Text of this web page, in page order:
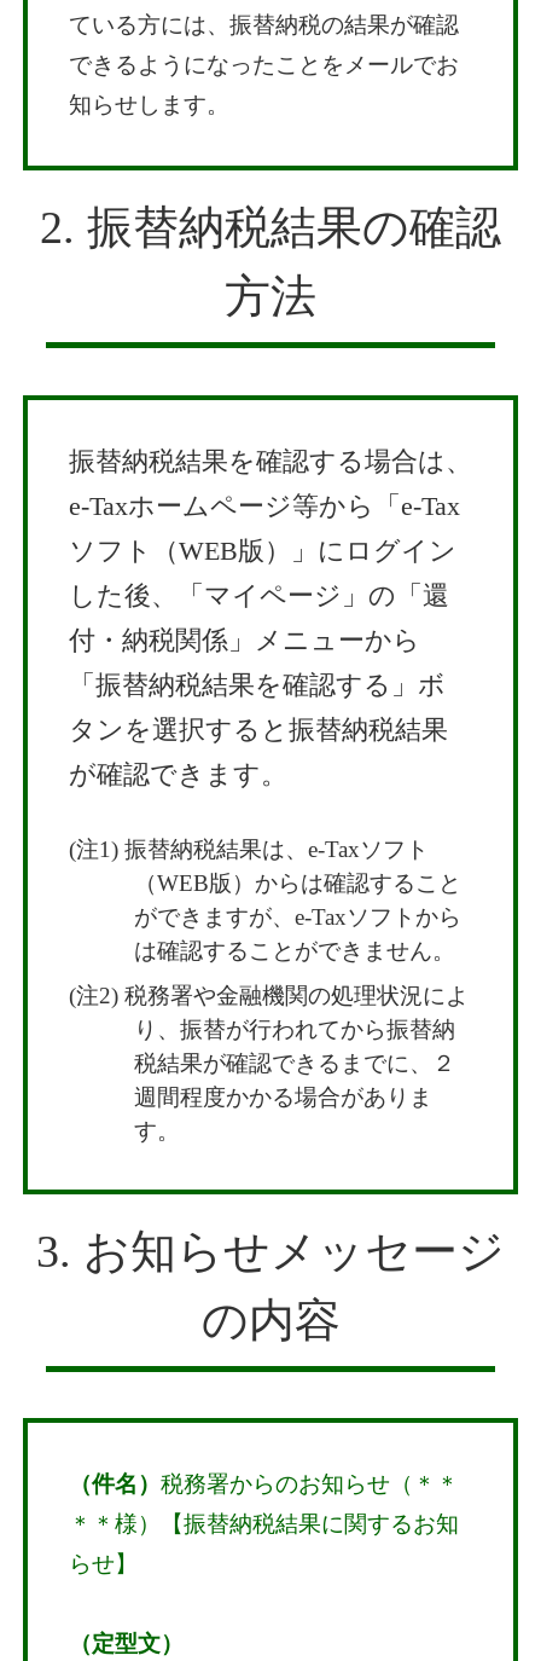
ている方には、振替納税の結果が確認
できるようになったことをメールでお
知らせします。
2. 振替納税結果の確認
方法
振替納税結果を確認する場合は、
e-Taxホームページ等から「e-Tax
ソフト（WEB版）」にログイン
した後、「マイページ」の「還
付・納税関係」メニューから
「振替納税結果を確認する」ボ
タンを選択すると振替納税結果
が確認できます。
振替納税結果は、e-Taxソフト
（WEB版）からは確認すること
ができますが、e-Taxソフトから
は確認することができません。
税務署や金融機関の処理状況によ
り、振替が行われてから振替納
税結果が確認できるまでに、２
週間程度かかる場合がありま
す。
3. お知らせメッセージ
の内容
（件名） 税務署からのお知らせ（＊＊
＊＊様）【振替納税結果に関するお知
らせ】
（定型文）